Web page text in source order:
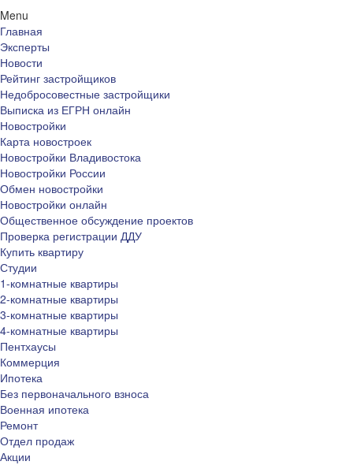
Menu
Главная
Эксперты
Новости
Рейтинг застройщиков
Недобросовестные застройщики
Выписка из ЕГРН онлайн
Новостройки
Карта новостроек
Новостройки Владивостока
Новостройки России
Обмен новостройки
Новостройки онлайн
Общественное обсуждение проектов
Проверка регистрации ДДУ
Купить квартиру
Студии
1-комнатные квартиры
2-комнатные квартиры
3-комнатные квартиры
4-комнатные квартиры
Пентхаусы
Коммерция
Ипотека
Без первоначального взноса
Военная ипотека
Ремонт
Отдел продаж
Акции